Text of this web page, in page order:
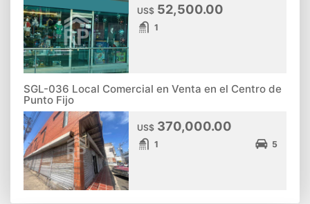
US$ 52,500.00
1
SGL-036 Local Comercial en Venta en el Centro de
Punto Fijo
US$ 370,000.00
1 5